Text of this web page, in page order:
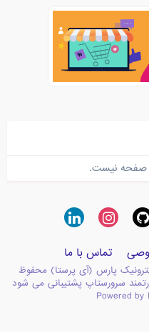
صفحه نیست.
تماس با ما
پارس (آی پرستا) محفوظ
سرورستاپ پشتیبانی می شود
Powered by